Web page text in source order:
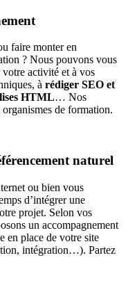
faire monter en
? Nous pouvons vous
votre activité et à vos
à rédiger SEO et
HTML… Nos
organismes de formation.
naturel
ou bien vous
d’intégrer une
projet. Selon vos
un accompagnement
en place de votre site
intégration…). Partez